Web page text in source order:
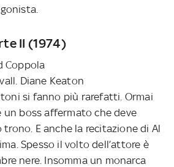
II (1974)
Coppola
Diane Keaton
si fanno più rarefatti. Ormai
un boss affermato che deve
E anche la recitazione di Al
Spesso il volto dell’attore è
nere. Insomma un monarca